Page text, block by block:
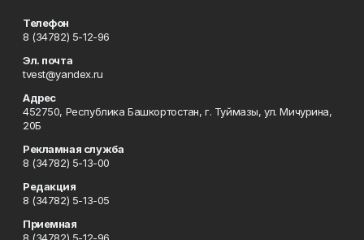
Телефон
8 (34782) 5-12-96
Эл. почта
tvest@yandex.ru
Адрес
452750, Республика Башкортостан, г. Туймазы, ул. Мичурина,
20Б
Рекламная служба
8 (34782) 5-13-00
Редакция
8 (34782) 5-13-05
Приемная